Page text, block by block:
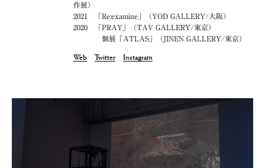
作展）
2021 「Re:examine」（YOD GALLERY/大阪）
2020 「PRAY」（TAV GALLERY/東京）
個展「ATLAS」（JINEN GALLERY/東京）
Web Twitter Instagram